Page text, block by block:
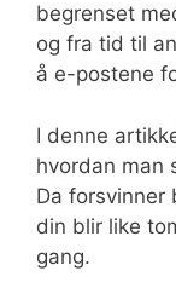
begrenset
og fra tid til
å e-postene
I denne
hvordan man
Da forsvinner
din blir like
gang.